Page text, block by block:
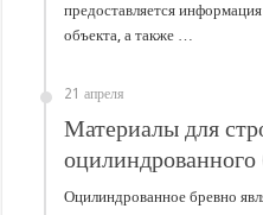
предоставляется
объекта, а также …
21 апреля
Материалы для
оцилиндрованного
Оцилиндрованное бревно